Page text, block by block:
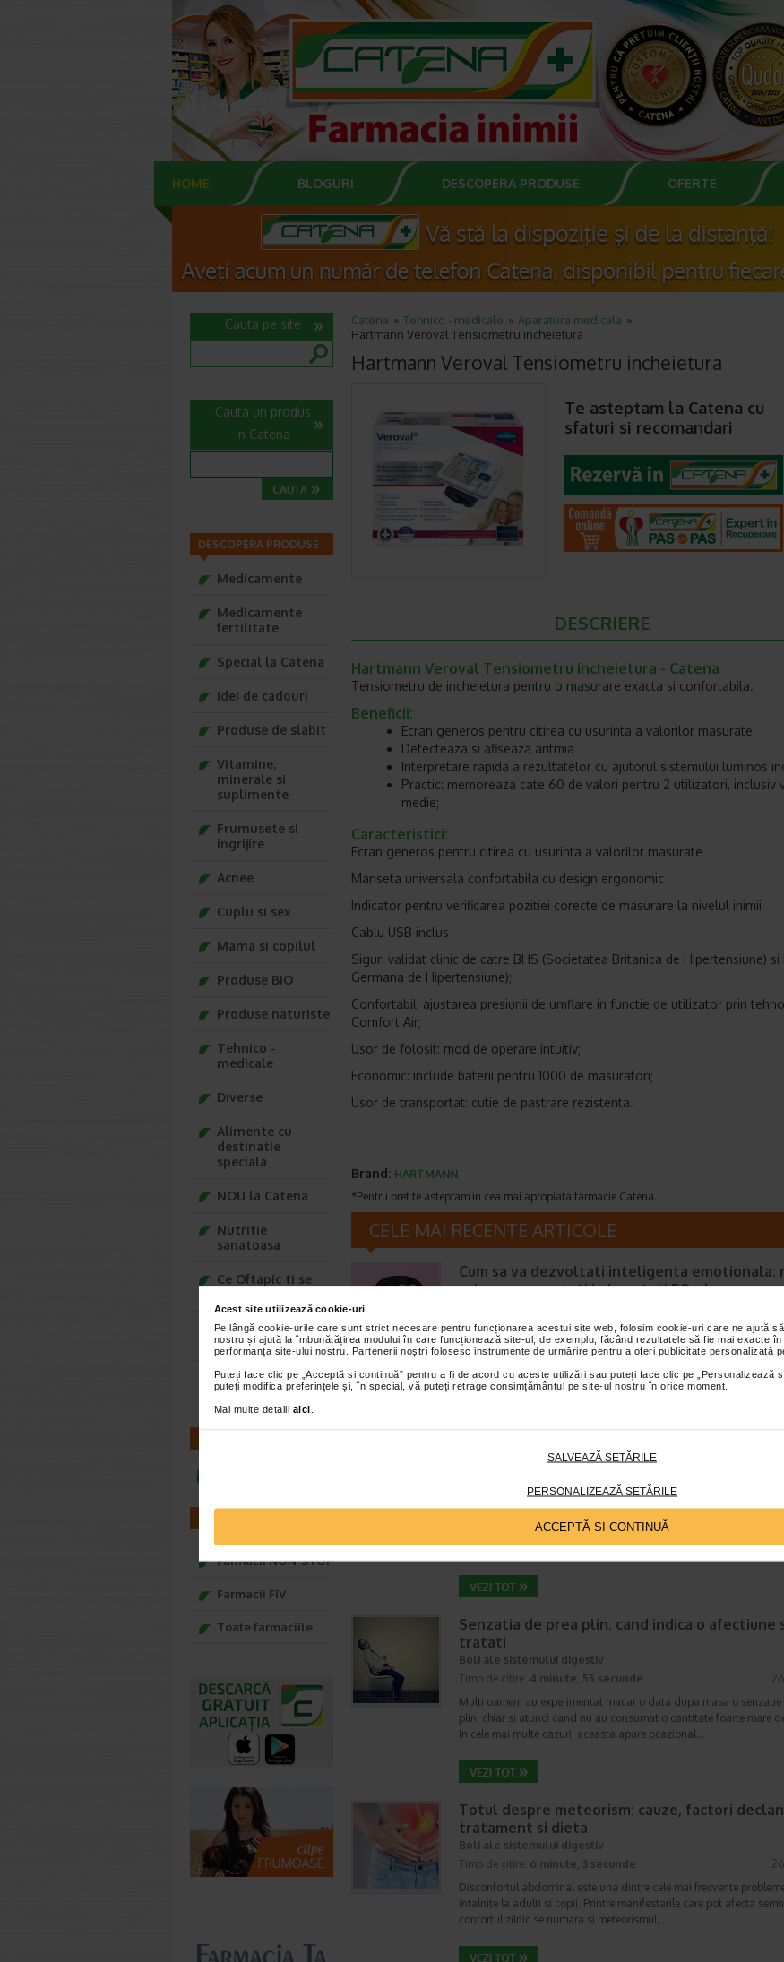
Acest site utilizează cookie-uri
Pe lângă cookie-urile care sunt strict necesare pentru funcționarea acestui site web, folosim cookie-uri care ne ajută
nostru și ajută la îmbunătățirea modului în care funcționează site-ul, de exemplu, făcând rezultatele să fie mai exacte
performanța site-ului nostru. Partenerii noștri folosesc instrumente de urmărire pentru a oferi publicitate personalizată
Puteți face clic pe „Acceptă si continuă” pentru a fi de acord cu aceste utilizări sau puteți face clic pe „Personalizează
puteți modifica preferințele și, în special, vă puteți retrage consimțământul pe site-ul nostru în orice moment.
Mai multe detalii aici
SALVEAZĂ SETĂRILE
PERSONALIZEAZĂ SETĂRILE
ACCEPTĂ SI CONTINUĂ
HOME BLOGURI DESCOPERA PRODUSE OFERTE
Catena Tehnico - medicale
Aparatura medicala
Hartmann Veroval Tensiometru incheietura
Hartmann Veroval Tensiometru incheietura
Te asteptam la Catena cu
sfaturi si recomandari
DESCRIERE
Hartmann Veroval Tensiometru incheietura - Catena
Tensiometru de incheietura pentru o masurare exacta si confortabila.
Beneficii:
Ecran generos pentru citirea cu usurinta a valorilor masurate
Detecteaza si afiseaza aritmia
Interpretare rapida a rezultatelor cu ajutorul sistemului luminos
Practic: memoreaza cate 60 de valori pentru 2 utilizatori, inclusiv
medie;
Caracteristici:
Ecran generos pentru citirea cu usurinta a valorilor masurate
Manseta universala confortabila cu design ergonomic
Indicator pentru verificarea pozitiei corecte de masurare la nivelul inimii
Cablu USB inclus
Sigur: validat clinic de catre BHS (Societatea Britanica de Hipertensiune) si
Germana de Hipertensiune);
Confortabil: ajustarea presiunii de umflare in functie de utilizator prin
Comfort Air;
Usor de folosit: mod de operare intuitiv;
Economic: include baterii pentru 1000 de masuratori;
Usor de transportat: cutie de pastrare rezistenta.
Brand: HARTMANN
*Pentru pret te asteptam in cea mai apropiata farmacie Catena
CELE MAI RECENTE ARTICOLE
Cum sa va dezvoltati inteligenta emotionala:
prin care va puteti imbunatati EQ-ul
Timp de citire:4 minute, 39 secunde
6
Inteligenta emotionala (EQ) se refera la capacitatea de a identifica
inteligenta emotionala cuprinde cateva abilitati:…
Enurezis: cauze, factori declansatori si solutii
Timp de citire:4 minute, 32 secunde
Enurezisul este termenul medical pentru pierderea accidentala de
obicei in timpul somnului. Este o afectiune frecventa atat in randul
cat si al adultilor. Enurezisul este considerat…
Senzatia de prea plin: cand indica o afectiune
tratati
Boli ale sistemului digestiv
Timp de citire: 4 minute, 55 secunde
Multi oameni au experimentat macar o data dupa masa o senzatie
plin, chiar si atunci cand nu au consumat o cantitate foarte mare
In cele mai multe cazuri, aceasta apare ocazional…
Totul despre meteorism: cauze, factori
tratament si dieta
Boli ale sistemului digestiv
Timp de citire: 6 minute, 3 secunde
Disconfortul abdominal este una dintre cele mai frecvente
intalnite la adulti si copii. Printre manifestarile care pot afecta
confortul zilnic se numara si meteorismul,…
Cauta pe site
Cauta un produs
in Catena
DESCOPERA PRODUSE
Medicamente
Medicamente
fertilitate
Special la Catena
Idei de cadouri
Produse de slabit
Vitamine,
minerale si
suplimente
Frumusete si
ingrijire
Acnee
Cuplu si sex
Mama si copilul
Produse BIO
Produse naturiste
Tehnico -
medicale
Diverse
Alimente cu
destinatie
speciala
NOU la Catena
Nutritie
sanatoasa
Ce Oftapic ti se
Adora – Adorabili
din prima clipa
Seturi cadou
Baylis&Harding
Farmacii NON-STOP
Farmacii FIV
Toate farmaciile